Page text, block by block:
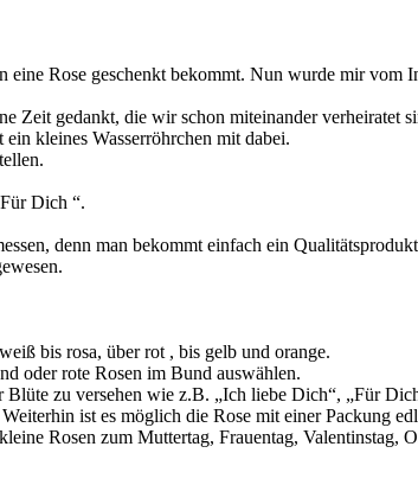
Rose geschenkt bekommt. Nun wurde mir vom
Zeit gedankt, die wir schon miteinander verheiratet
kleines Wasserröhrchen mit dabei.
Dich “.
denn man bekommt einfach ein
bis rosa, über rot , bis gelb und orange.
oder rote Rosen im Bund auswählen.
zu versehen wie z.B. „Ich liebe Dich“, „Für
ist es möglich die Rose mit einer Packung
Rosen zum Muttertag, Frauentag, Valentinstag,